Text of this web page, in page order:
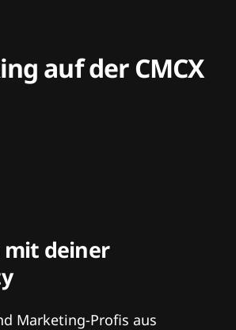
auf der CMCX
mit deiner
Marketing-Profis aus